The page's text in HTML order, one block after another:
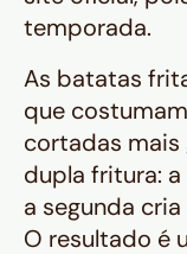
temporada.
As batatas
que
cortadas mais
dupla fritura:
a segunda
O resultado é